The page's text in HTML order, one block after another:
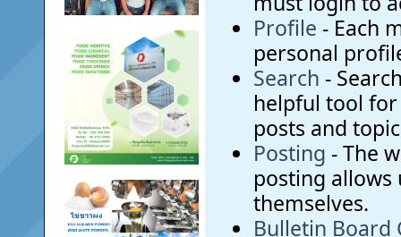
Profile - Each
personal
Search -
helpful tool
posts and
Posting - The
posting allows
themselves.
Bulletin Board